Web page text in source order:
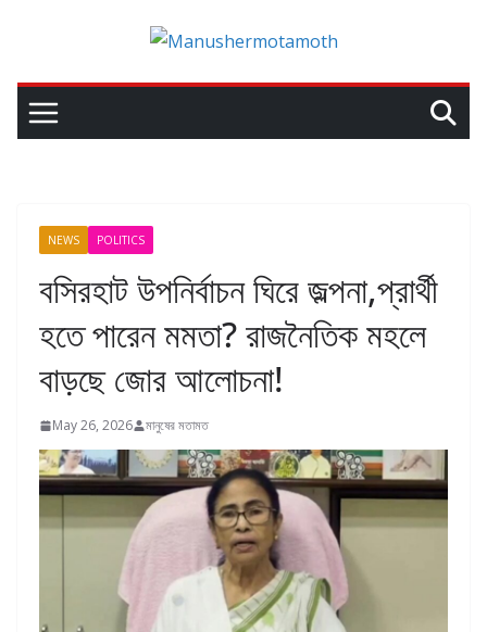
NEWS POLITICS
বসিরহাট উপনির্বাচন ঘিরে জল্পনা,প্রার্থী
হতে পারেন মমতা? রাজনৈতিক মহলে
বাড়ছে জোর আলোচনা!
May 26, 2026 মানুষের মতামত